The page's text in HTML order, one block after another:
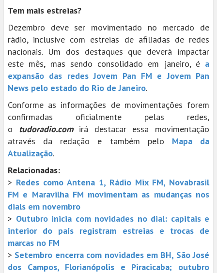
Tem mais estreias?
Dezembro deve ser movimentado no mercado de
rádio, inclusive com estreias de afiliadas de redes
nacionais. Um dos destaques que deverá impactar
este mês, mas sendo consolidado em janeiro, é a
expansão das redes Jovem Pan FM e Jovem Pan
News pelo estado do Rio de Janeiro.
Conforme as informações de movimentações forem
confirmadas oficialmente pelas redes,
o tudoradio.comirá destacar essa movimentação
através da redação e também pelo Mapa da
Atualização.
Relacionadas:
> Redes como Antena 1, Rádio Mix FM, Novabrasil
FM e Maravilha FM movimentam as mudanças nos
dials em novembro
> Outubro inicia com novidades no dial: capitais e
interior do país registram estreias e trocas de
marcas no FM
> Setembro encerra com novidades em BH, São José
dos Campos, Florianópolis e Piracicaba; outubro